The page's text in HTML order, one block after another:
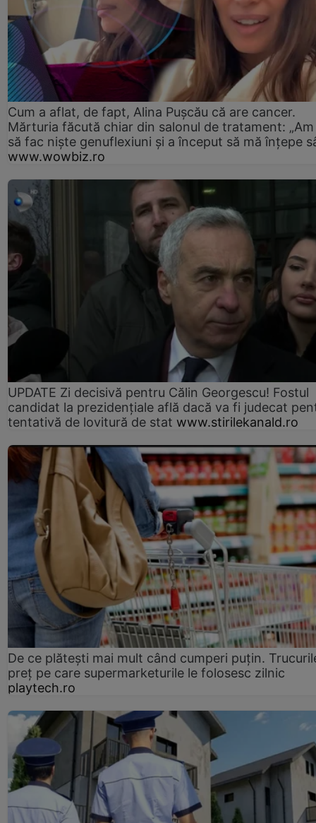
Cum a aflat, de fapt, Alina Pușcău că are cancer.
Mărturia făcută chiar din salonul de tratament:
să fac niște genuflexiuni și a început să mă înțepe
www.wowbiz.ro
UPDATE Zi decisivă pentru Călin Georgescu! Fostul
candidat la prezidențiale află dacă va fi judecat
tentativă de lovitură de stat www.stirilekanald.ro
De ce plătești mai mult când cumperi puțin.
preț pe care supermarketurile le folosesc zilnic
playtech.ro